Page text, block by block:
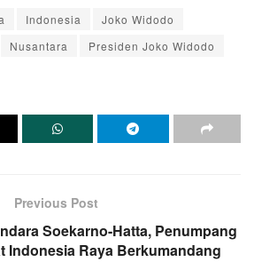
Indonesia
Joko Widodo
Nusantara
Presiden Joko Widodo
Previous Post
Soekarno-Hatta, Penumpang
Indonesia Raya Berkumandang